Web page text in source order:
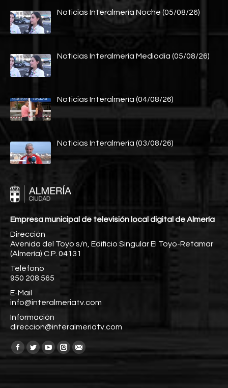
Noticias Interalmería Noche (05/08/26)
Noticias Interalmería Mediodía (05/08/26)
Noticias Interalmería (04/08/26)
Noticias Interalmería (03/08/26)
Empresa municipal de televisión local digital de Almería
Dirección
Avenida del Toyo s/n, Edificio Singular El Toyo-Retamar
(Almería) C.P. 04131
Teléfono
950 208 565
E-Mail
info@interalmeriatv.com
Información
direccion@interalmeriatv.com
Encuéntranos en:
Facebook
TwitterYouTube
Instagram
Mail